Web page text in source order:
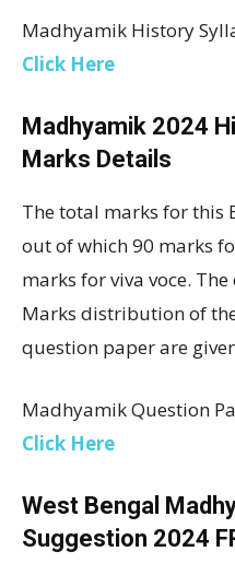
Madhyamik History
Click Here
Madhyamik 2024
Marks Details
The total marks for this
out of which 90 marks
marks for viva voce.
Marks distribution of
question paper are
Madhyamik Question
Click Here
West Bengal
Suggestion 2024